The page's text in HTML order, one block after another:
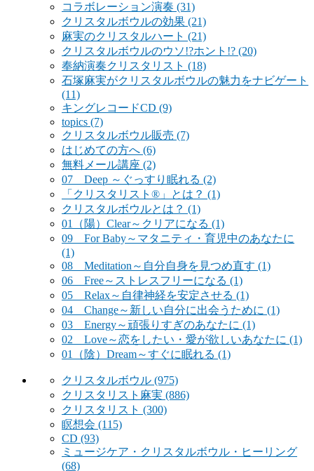
コラボレーション演奏 (31)
クリスタルボウルの効果 (21)
麻実のクリスタルハート (21)
クリスタルボウルのウソ!?ホント!? (20)
奉納演奏クリスタリスト (18)
石塚麻実がクリスタルボウルの魅力をナビゲート
(11)
キングレコードCD (9)
topics (7)
クリスタルボウル販売 (7)
はじめての方へ (6)
無料メール講座 (2)
07 Deep ～ぐっすり眠れる (2)
「クリスタリスト®」とは？ (1)
クリスタルボウルとは？ (1)
01（陽）Clear～クリアになる (1)
09 For Baby～マタニティ・育児中のあなたに
(1)
08 Meditation～自分自身を見つめ直す (1)
06 Free～ストレスフリーになる (1)
05 Relax～自律神経を安定させる (1)
04 Change～新しい自分に出会うために (1)
03 Energy～頑張りすぎのあなたに (1)
02 Love～恋をしたい・愛が欲しいあなたに (1)
01（陰）Dream～すぐに眠れる (1)
クリスタルボウル (975)
クリスタリスト麻実 (886)
クリスタリスト (300)
瞑想会 (115)
CD (93)
ミュージケア・クリスタルボウル・ヒーリング
(68)